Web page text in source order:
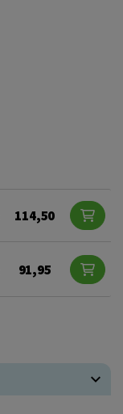
114,50
91,95